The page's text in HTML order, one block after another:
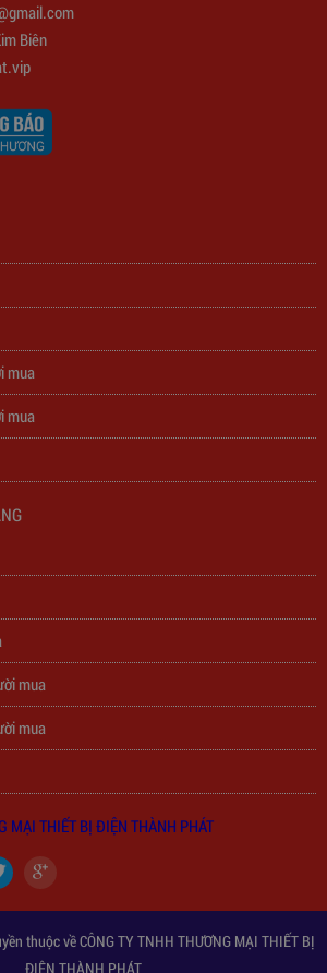
Biên
mua
mua
mua
mua
MẠI THIẾT BỊ ĐIỆN THÀNH PHÁT
thuộc về CÔNG TY TNHH THƯƠNG MẠI THIẾT BỊ
ĐIỆN THÀNH PHÁT